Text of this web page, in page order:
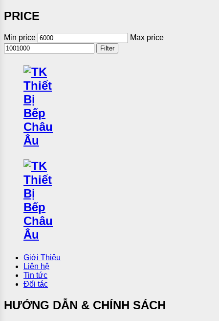
PRICE
Min price Max price
Filter
Giới Thiệu
Liên hệ
Tin tức
Đối tác
HƯỚNG DẪN & CHÍNH SÁCH